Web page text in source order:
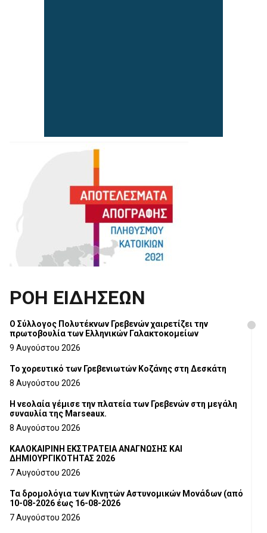
ΡΟΗ ΕΙΔΗΣΕΩΝ
Ο Σύλλογος Πολυτέκνων Γρεβενών χαιρετίζει την
πρωτοβουλία των Ελληνικών Γαλακτοκομείων
9 Αυγούστου 2026
Το χορευτικό των Γρεβενιωτών Κοζάνης στη Δεσκάτη
8 Αυγούστου 2026
Η νεολαία γέμισε την πλατεία των Γρεβενών στη μεγάλη
συναυλία της Marseaux.
8 Αυγούστου 2026
ΚΑΛΟΚΑΙΡΙΝΗ ΕΚΣΤΡΑΤΕΙΑ ΑΝΑΓΝΩΣΗΣ ΚΑΙ
ΔΗΜΙΟΥΡΓΙΚΟΤΗΤΑΣ 2026
7 Αυγούστου 2026
Τα δρομολόγια των Κινητών Αστυνομικών Μονάδων (από
10-08-2026 έως 16-08-2026
7 Αυγούστου 2026